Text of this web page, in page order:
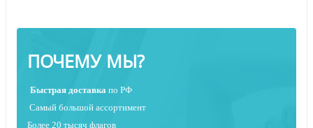
ПОЧЕМУ МЫ?
Быстрая доставка по РФ
Самый большой ассортимент
Более 20 тысяч флагов